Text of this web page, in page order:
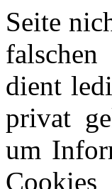
Seite
dient
privat
um